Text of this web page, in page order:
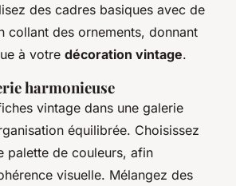
des cadres basiques avec de
collant des ornements, donnant
à votre décoration vintage.
harmonieuse
vintage dans une galerie
équilibrée. Choisissez
palette de couleurs, afin
visuelle. Mélangez des